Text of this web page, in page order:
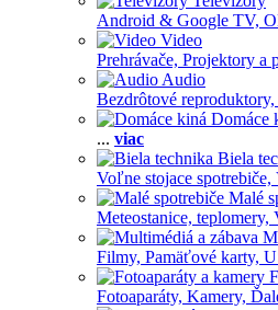
Android & Google TV,
Video
Prehrávače, Projektory a
Audio
Bezdrôtové reproduktory,
Domáce
... viac
Biela
Voľne stojace spotrebiče,
Malé
Meteostanice, teplomery,
Filmy, Pamäťové karty,
Fotoaparáty, Kamery,